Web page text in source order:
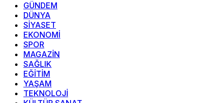
GÜNDEM
DÜNYA
SİYASET
EKONOMİ
SPOR
MAGAZİN
SAĞLIK
EĞİTİM
YAŞAM
TEKNOLOJİ